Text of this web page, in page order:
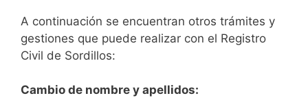
A continuación se encuentran otros trámites y
gestiones que puede realizar con el Registro
Civil de Sordillos:
Cambio de nombre y apellidos: